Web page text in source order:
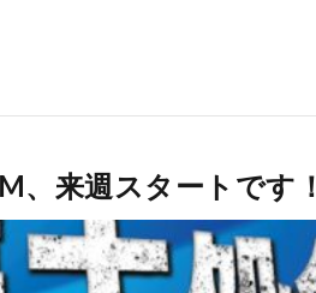
、来週スタートです！